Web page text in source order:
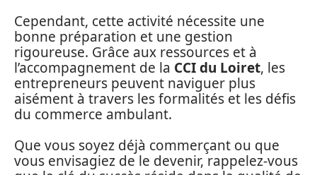
Cependant, cette activité nécessite une
bonne préparation et une gestion
rigoureuse. Grâce aux ressources et à
l’accompagnement de la CCI du Loiret, les
entrepreneurs peuvent naviguer plus
aisément à travers les formalités et les défis
du commerce ambulant.
Que vous soyez déjà commerçant ou que
vous envisagiez de le devenir, rappelez-vous